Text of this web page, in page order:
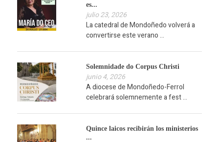
es...
julio 23, 2026
La catedral de Mondoñedo volverá a
convertirse este verano ...
Solemnidade do Corpus Christi
junio 4, 2026
A diocese de Mondoñedo-Ferrol
celebrará solemnemente a fest ...
Quince laicos recibirán los ministerios
...